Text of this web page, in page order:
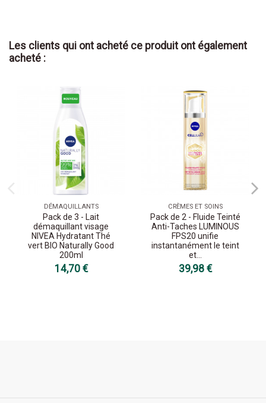
Les clients qui ont acheté ce produit ont également
acheté :
DÉMAQUILLANTS
Pack de 3 - Lait
démaquillant visage
NIVEA Hydratant Thé
vert BIO Naturally Good
200ml
14,70 €
CRÈMES ET SOINS
Pack de 2 - Fluide Teinté
Anti-Taches LUMINOUS
FPS20 unifie
instantanément le teint
et...
39,98 €